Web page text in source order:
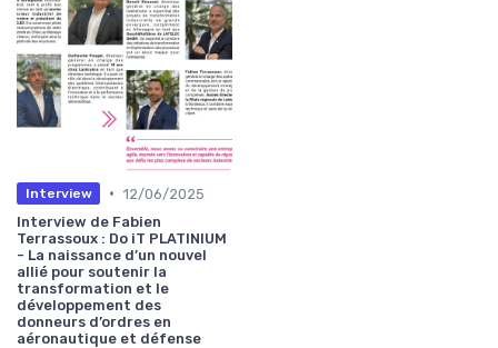
Interview • 12/06/2025
Interview de Fabien
Terrassoux : Do iT PLATINIUM
- La naissance d’un nouvel
allié pour soutenir la
transformation et le
développement des
donneurs d’ordres en
aéronautique et défense